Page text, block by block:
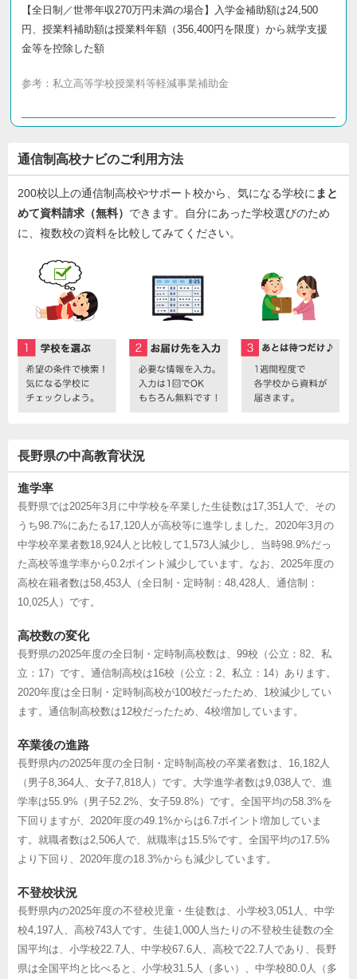
【全日制／世帯年収270万円未満の場合】入学金補助額は24,500
円、授業料補助額は授業料年額（356,400円を限度）から就学支援
金等を控除した額
参考： 私立高等学校授業料等軽減事業補助金
通信制高校ナビのご利用方法
200校以上の通信制高校やサポート校から、気になる学校にまと
めて資料請求（無料） できます。自分にあった学校選びのため
に、複数校の資料を比較してみてください。
長野県の中高教育状況
進学率
長野県では2025年3月に中学校を卒業した生徒数は17,351人で、その
うち98.7%にあたる17,120人が高校等に進学しました。2020年3月の
中学校卒業者数18,924人と比較して1,573人減少し、当時98.9%だっ
た高校等進学率から0.2ポイント減少しています。なお、2025年度の
高校在籍者数は58,453人（全日制・定時制：48,428人、通信制：
10,025人）です。
高校数の変化
長野県の2025年度の全日制・定時制高校数は、99校（公立：82、私
立：17）です。通信制高校は16校（公立：2、私立：14）あります。
2020年度は全日制・定時制高校が100校だったため、1校減少してい
ます。通信制高校数は12校だったため、4校増加しています。
卒業後の進路
長野県内の2025年度の全日制・定時制高校の卒業者数は、16,182人
（男子8,364人、女子7,818人）です。大学進学者数は9,038人で、進
学率は55.9%（男子52.2%、女子59.8%）です。全国平均の58.3%を
下回りますが、2020年度の49.1%からは6.7ポイント増加していま
す。就職者数は2,506人で、就職率は15.5%です。全国平均の17.5%
より下回り、2020年度の18.3%からも減少しています。
不登校状況
長野県内の2025年度の不登校児童・生徒数は、小学校3,051人、中学
校4,197人、高校743人です。生徒1,000人当たりの不登校生徒数の全
国平均は、小学校22.7人、中学校67.6人、高校で22.7人であり、長野
県は全国平均と比べると、小学校31.5人（多い）、中学校80.0人（多